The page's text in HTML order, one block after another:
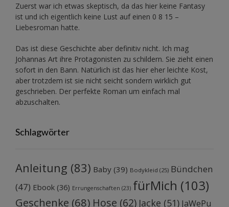
Zuerst war ich etwas skeptisch, da das hier keine Fantasy
ist und ich eigentlich keine Lust auf einen 0 8 15 –
Liebesroman hatte.
Das ist diese Geschichte aber definitiv nicht. Ich mag
Johannas Art ihre Protagonisten zu schildern. Sie zieht einen
sofort in den Bann. Natürlich ist das hier eher leichte Kost,
aber trotzdem ist sie nicht seicht sondern wirklich gut
geschrieben. Der perfekte Roman um einfach mal
abzuschalten.
Schlagwörter
Anleitung (83) Baby (39) Bodykleid (25) Bündchen
(47) Ebook (36) Errungenschaften (23) fürMich (103)
Geschenke (68) Hose (62) Jacke (51) JaWePu